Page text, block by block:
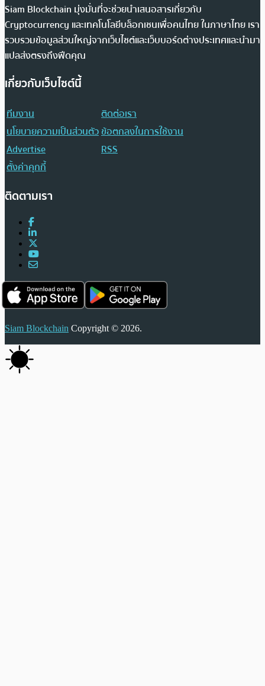
Siam Blockchain มุ่งมั่นที่จะช่วยนำเสนอสารเกี่ยวกับ
Cryptocurrency และเทคโนโลยีบล็อกเชนเพื่อคนไทย ในภาษาไทย เรา
รวบรวมข้อมูลส่วนใหญ่จากเว็บไซต์และเว็บบอร์ดต่างประเทศและนำมา
แปลส่งตรงถึงฟีดคุณ
เกี่ยวกับเว็บไซต์นี้
ทีมงาน
ติดต่อเรา
นโยบายความเป็นส่วนตัวข้อตกลงในการใช้งาน
Advertise
RSS
ตั้งค่าคุกกี้
ติดตามเรา
Siam Blockchain Copyright © 2026.